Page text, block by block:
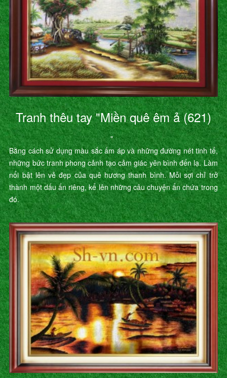
Tranh thêu tay "Miền quê êm ả (621)
"
Bằng cách sử dụng màu sắc ấm áp và những đường nét tinh tế,
những bức tranh phong cảnh tạo cảm giác yên bình đến lạ. Làm
nổi bật lên vẻ đẹp của quê hương thanh bình. Mỗi sợi chỉ trở
thành một dấu ấn riêng, kể lên những câu chuyện ẩn chứa trong
đó.